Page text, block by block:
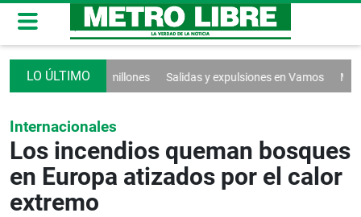
los $1,200 millones Salidas y expulsiones en Vamos Más
Internacionales
Los incendios queman bosques
en Europa atizados por el calor
extremo